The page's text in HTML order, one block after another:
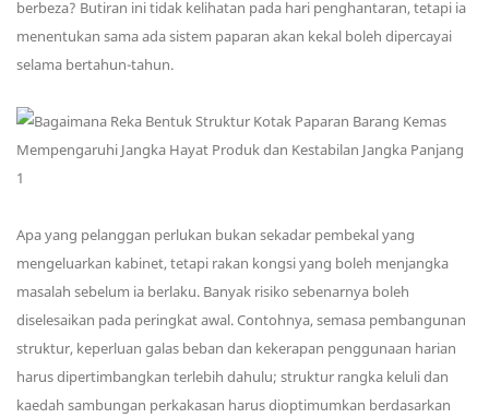
berbeza? Butiran ini tidak kelihatan pada hari penghantaran, tetapi ia
menentukan sama ada sistem paparan akan kekal boleh dipercayai
selama bertahun-tahun.
Apa yang pelanggan perlukan bukan sekadar pembekal yang
mengeluarkan kabinet, tetapi rakan kongsi yang boleh menjangka
masalah sebelum ia berlaku. Banyak risiko sebenarnya boleh
diselesaikan pada peringkat awal. Contohnya, semasa pembangunan
struktur, keperluan galas beban dan kekerapan penggunaan harian
harus dipertimbangkan terlebih dahulu; struktur rangka keluli dan
kaedah sambungan perkakasan harus dioptimumkan berdasarkan